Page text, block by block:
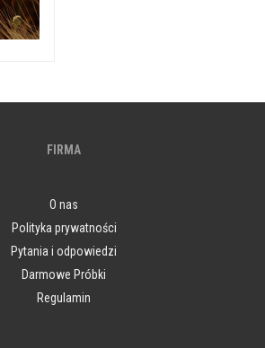
FIRMA
O nas
Polityka prywatności
Pytania i odpowiedzi
Darmowe Próbki
Regulamin